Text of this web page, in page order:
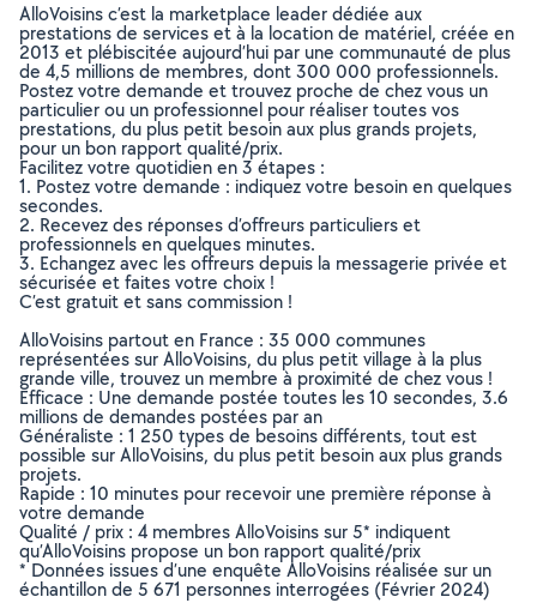
AlloVoisins c’est la marketplace leader dédiée aux
prestations de services et à la location de matériel, créée en
2013 et plébiscitée aujourd’hui par une communauté de plus
de 4,5 millions de membres, dont 300 000 professionnels.
Postez votre demande et trouvez proche de chez vous un
particulier ou un professionnel pour réaliser toutes vos
prestations, du plus petit besoin aux plus grands projets,
pour un bon rapport qualité/prix.
Facilitez votre quotidien en 3 étapes :
1. Postez votre demande : indiquez votre besoin en quelques
secondes.
2. Recevez des réponses d’offreurs particuliers et
professionnels en quelques minutes.
3. Echangez avec les offreurs depuis la messagerie privée et
sécurisée et faites votre choix !
C’est gratuit et sans commission !
AlloVoisins partout en France : 35 000 communes
représentées sur AlloVoisins, du plus petit village à la plus
grande ville, trouvez un membre à proximité de chez vous !
Efficace : Une demande postée toutes les 10 secondes, 3.6
millions de demandes postées par an
Généraliste : 1 250 types de besoins différents, tout est
possible sur AlloVoisins, du plus petit besoin aux plus grands
projets.
Rapide : 10 minutes pour recevoir une première réponse à
votre demande
Qualité / prix : 4 membres AlloVoisins sur 5* indiquent
qu’AlloVoisins propose un bon rapport qualité/prix
* Données issues d’une enquête AlloVoisins réalisée sur un
échantillon de 5 671 personnes interrogées (Février 2024)